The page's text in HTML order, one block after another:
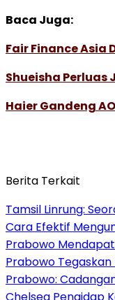
Baca Juga:
Fair Finance Asia
Shueisha Perluas
Haier Gandeng
Berita Terkait
Tamsil Linrung:
Cara Efektif
Prabowo
Prabowo
Prabowo:
Chelsea Pengidap